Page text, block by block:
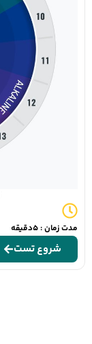
مدت زمان : 5دقیقه
شروع تست